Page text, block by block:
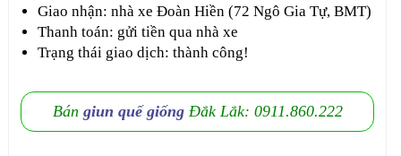
Giao nhận: nhà xe Đoàn Hiền (72 Ngô Gia Tự, BMT)
Thanh toán: gửi tiền qua nhà xe
Trạng thái giao dịch: thành công!
Bán giun quế giốngĐắk Lắk: 0911.860.222